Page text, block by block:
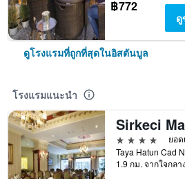
฿772
ดู
ดูโรงแรมที่ถูกที่สุดในอิสตันบูล
โรงแรมแนะนำ
4 ดาว
ยอ
1.9 กม. จากใจกลา